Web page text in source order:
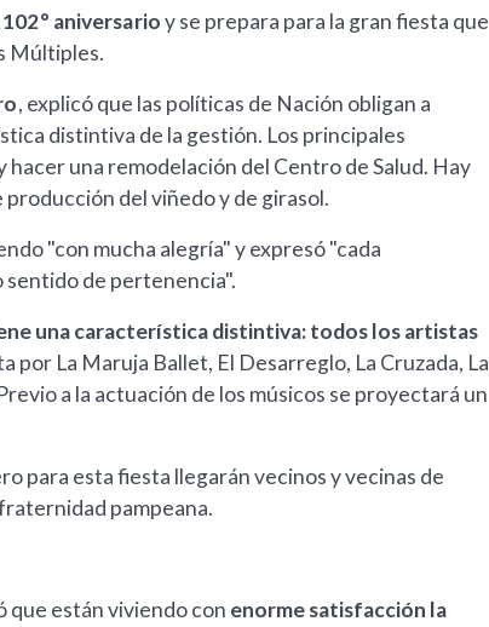
aniversarioy se prepara para la gran fiesta que
Múltiples.
, explicó que las políticas de Nación obligan a
distintiva de la gestión. Los principales
una remodelación del Centro de Salud. Hay
del viñedo y de girasol.
"con mucha alegría" y expresó "cada
de pertenencia".
una característica distintiva: todos los artistas
por La Maruja Ballet, El Desarreglo, La Cruzada, La
a la actuación de los músicos se proyectará un
para esta fiesta llegarán vecinos y vecinas de
pampeana.
que están viviendo con enorme satisfacción la